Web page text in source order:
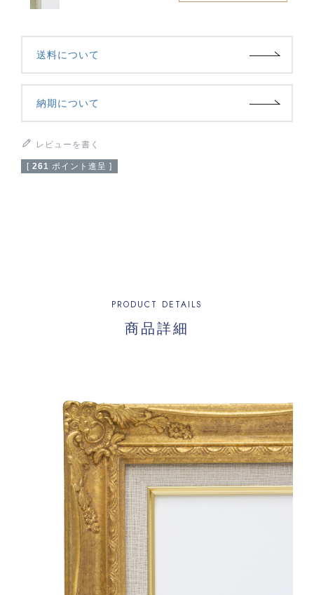
送料について
納期について
レビューを書く
[ 261 ポイント進呈 ]
商品詳細
PRODUCT DETAILS